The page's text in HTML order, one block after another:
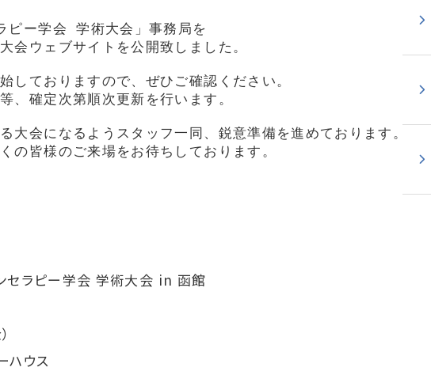
ピー学会 学術大会」事務局を
会ウェブサイトを公開致しました。
しておりますので、ぜひご確認ください。
、確定次第順次更新を行います。
大会になるよう スタッフ一同、鋭意準備を進めております。
の皆様のご来場をお待ちしております。
セラピー学会 学術大会 in 函館
ウス